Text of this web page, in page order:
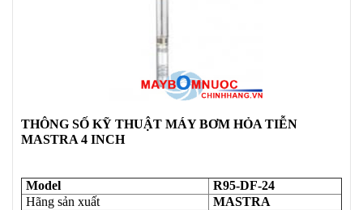
THÔNG SỐ KỸ THUẬT MÁY BƠM HỎA TIỄN
MASTRA 4 INCH
Model
R95-DF-24
Hãng sản xuất
MASTRA